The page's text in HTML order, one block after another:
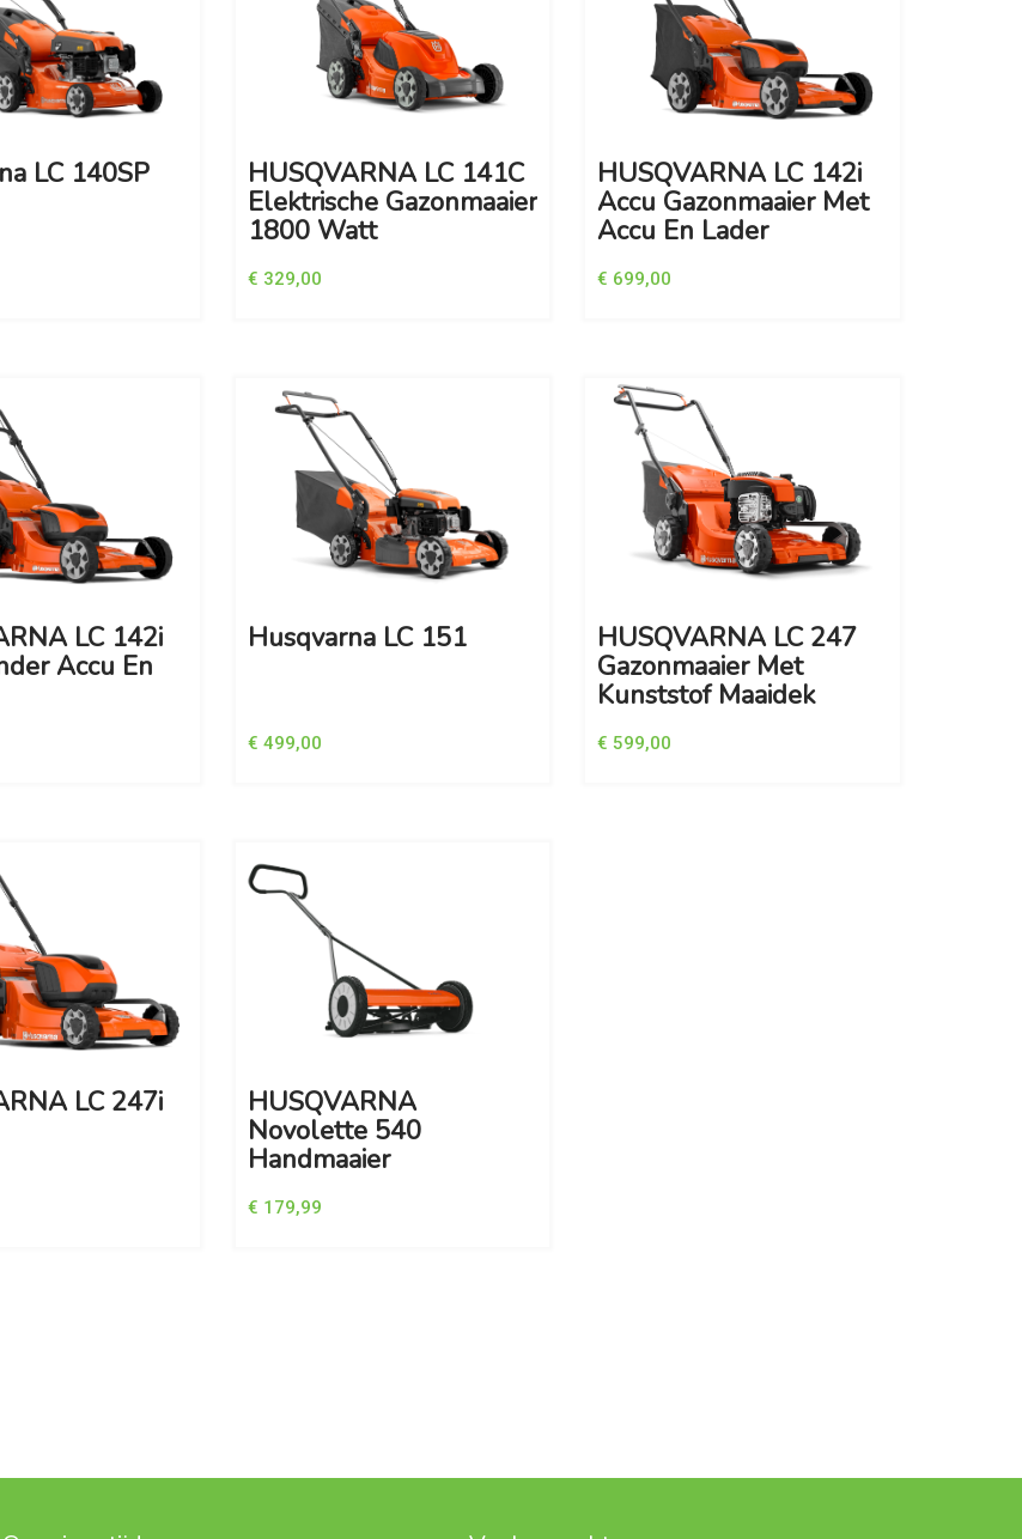
LC 140SP
HUSQVARNA LC 141C
Elektrische Gazonmaaier
1800 Watt
€ 329,00
HUSQVARNA LC 142i
Accu Gazonmaaier Met
Accu En Lader
€ 699,00
LC 142i
Accu En
Husqvarna LC 151
€ 499,00
HUSQVARNA LC 247
Gazonmaaier Met
Kunststof Maaidek
€ 599,00
LC 247i
HUSQVARNA
Novolette 540
Handmaaier
€ 179,99